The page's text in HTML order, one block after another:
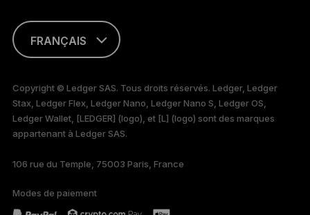
FRANÇAIS
TÜRKÇE
DEUTSCH
PORTUGUÊS
ESPAÑOL
Copyright © Ledger SAS. Tous droits réservés. Ledger, Ledger
Stax, Ledger Flex, Ledger Nano, Ledger Nano S, Ledger OS,
Ledger Wallet, [LEDGER] (logo), et [L] (logo) sont des marques
appartenant à Ledger SAS.
106 rue du Temple, 75003 Paris, France
Modes de paiement